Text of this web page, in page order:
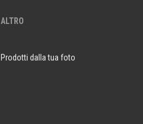
ALTRO
Prodotti dalla tua foto